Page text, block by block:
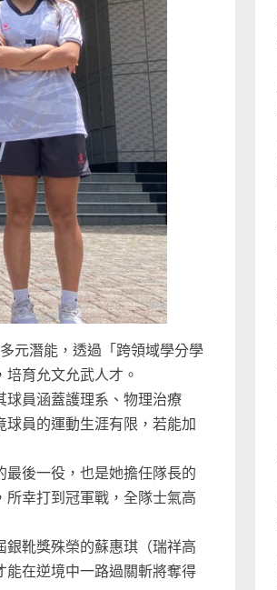
元潛能，透過「跨領域學分學
育允文允武人才。
球員涵蓋護理系、物理治療
員的運動生涯有限，若能加
後一役，也是她擔任隊長的
幸打到冠軍戰，全隊士氣高
銀靴獎殊榮的蘇惠琪（瑞祥高
能在逆境中一路過關斬將奪得